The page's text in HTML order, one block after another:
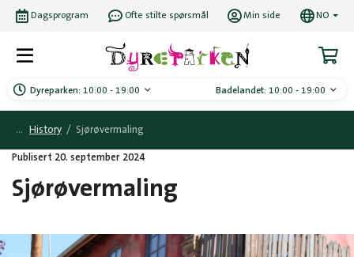
Dyreparken: 10:00 - 19:00 Badelandet: 10:00 - 19:00
Dagsprogram Ofte stilte spørsmål Min side NO
History / Sjørøvermaling
Publisert 20. september 2024
Sjørøvermaling